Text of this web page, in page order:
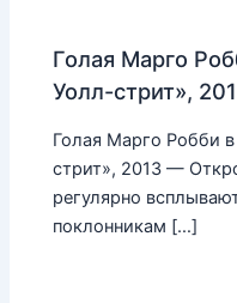
Голая Марго
Уолл-стрит»,
Голая Марго Робби
стрит», 2013 —
регулярно
поклонникам […]